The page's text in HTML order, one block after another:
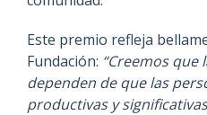
Este premio refleja
Fundación: “Creemos
dependen de que las
productivas y